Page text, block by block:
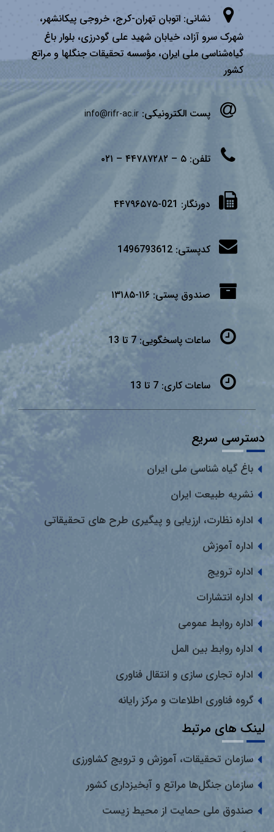
نشانی: اتوبان تهران­-كرج، خروجی پیكانشهر،
شهرک سرو آزاد، خیابان شهید علی گودرزی، بلوار باغ
گیاه‌شناسی ملی ایران، مؤسسه تحقیقات جنگلها و مراتع
كشور
پست الکترونیکی: info@rifr-ac.ir
تلفن: ۵ – ۴۴۷۸۷۲۸۲ – ۰۲۱
دورنگار: 021-۴۴۷۹۶۵۷۵
کدپستی: 1496793612
صندوق پستی: ۱۱۶-۱۳۱۸۵
ساعات پاسخگویی: 7 تا 13
ساعات کاری: 7 تا 13
دسترسی سریع
باغ گیاه شناسی ملی ایران
نشریه طبیعت ایران
اداره نظارت، ارزیابی و پیگیری طرح های تحقیقاتی
اداره آموزش
اداره ترویج
اداره انتشارات
اداره روابط عمومی
اداره روابط بین المل
اداره تجاری سازی و انتقال فناوری
گروه فناوری اطلاعات و مرکز رایانه
لینک های مرتبط
سازمان تحقیقات، آموزش و ترویج کشاورزی
سازمان جنگل‌ها مراتع و آبخیزداری کشور
صندوق ملی حمایت از محیط زیست